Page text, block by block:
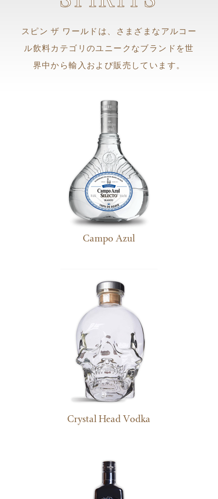
スピン ザ ワールドは、さまざまなアルコー
ル飲料カテゴリのユニークなブランドを世
界中から輸入および販売しています。
Campo Azul
Crystal Head Vodka